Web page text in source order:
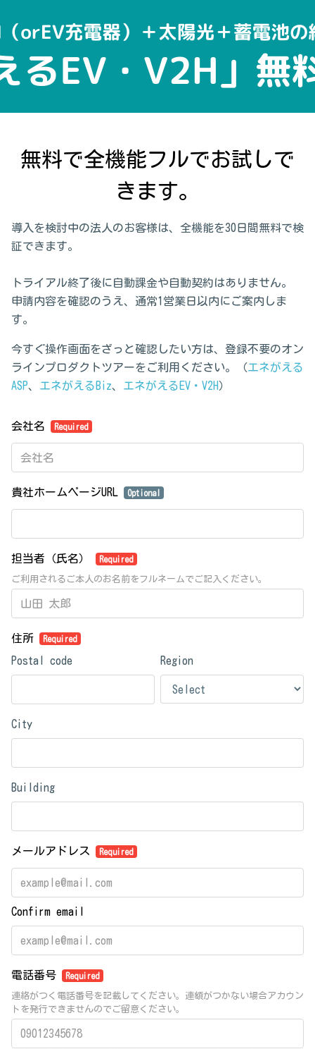
無料で全機能フルでお試しで
きます。
導入を検討中の法人のお客様は、全機能を30日間無料で検
証できます。
トライアル終了後に自動課金や自動契約はありません。
申請内容を確認のうえ、通常1営業日以内にご案内しま
す。
今すぐ操作画面をざっと確認したい方は、登録不要のオン
ラインプロダクトツアーをご利用ください。（エネがえる
ASP、 エネがえるBiz、 エネがえるEV・V2H）
会社名 Required
貴社ホームページURL Optional
担当者（氏名） Required
ご利用されるご本人のお名前をフルネームでご記入ください。
住所 Required
Postal code Region
City
Building
メールアドレス Required
Confirm email
電話番号 Required
連絡がつく電話番号を記載してください。連額がつかない場合アカウン
トを発行できませんのでご留意ください。